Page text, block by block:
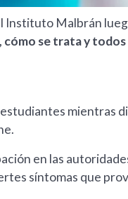
Malbrán
cómo se trata y
mientras
en las
síntomas que